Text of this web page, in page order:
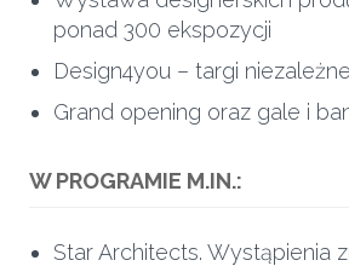
ponad 300 ekspozycji
Design4you – targi
Grand opening oraz gale i
W PROGRAMIE M.IN.:
Star Architects. Wystąpienia